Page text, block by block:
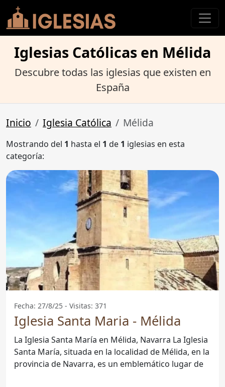
Iglesias Católicas en Mélida
Descubre todas las iglesias que existen en
España
Inicio Iglesia Católica Mélida
Mostrando del 1 hasta el 1 de 1 iglesias en esta
categoría:
Fecha: 27/8/25 - Visitas: 371
Iglesia Santa Maria - Mélida
La Iglesia Santa María en Mélida, Navarra La Iglesia
Santa María, situada en la localidad de Mélida, en la
provincia de Navarra, es un emblemático lugar de